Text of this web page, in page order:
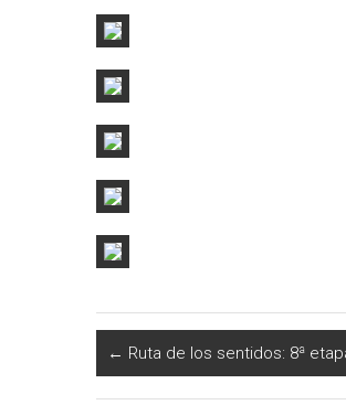
← Ruta de los sentidos: 8ª